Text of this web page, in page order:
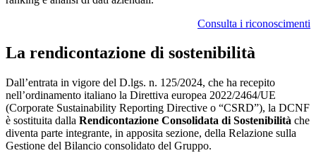
Consulta i riconoscimenti
La rendicontazione di sostenibilità
Dall’entrata in vigore del D.lgs. n. 125/2024, che ha recepito
nell’ordinamento italiano la Direttiva europea 2022/2464/UE
(Corporate Sustainability Reporting Directive o “CSRD”), la DCNF
è sostituita dalla Rendicontazione Consolidata di Sostenibilità che
diventa parte integrante, in apposita sezione, della Relazione sulla
Gestione del Bilancio consolidato del Gruppo.